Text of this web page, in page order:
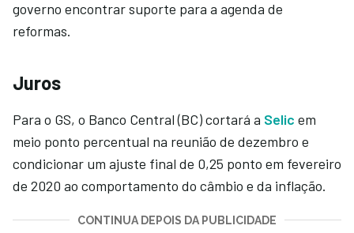
governo encontrar suporte para a agenda de
reformas.
Juros
Para o GS, o Banco Central (BC) cortará a Selic em
meio ponto percentual na reunião de dezembro e
condicionar um ajuste final de 0,25 ponto em fevereiro
de 2020 ao comportamento do câmbio e da inflação.
CONTINUA DEPOIS DA PUBLICIDADE